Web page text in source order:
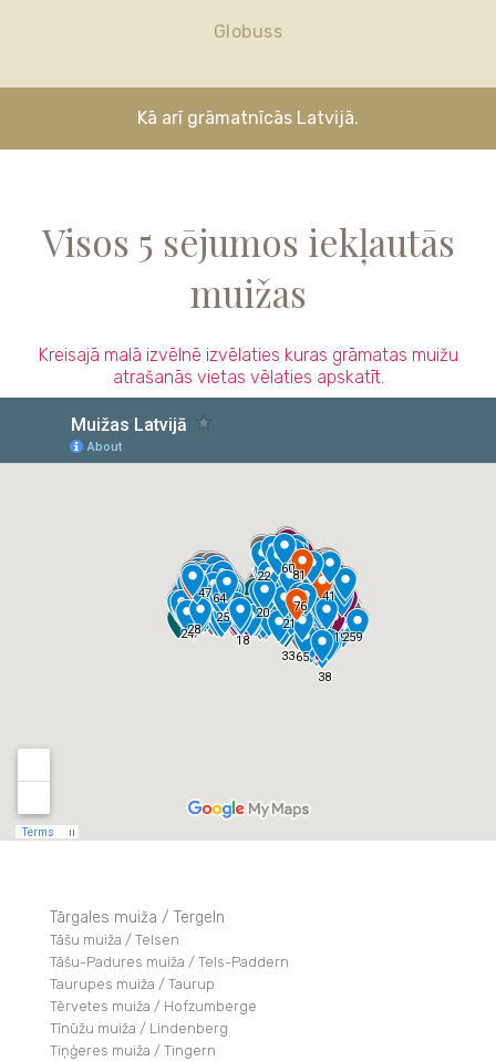
Globuss
Kā arī grāmatnīcās Latvijā.
Visos 5 sējumos iekļautās
muižas
Kreisajā malā izvēlnē izvēlaties kuras grāmatas muižu
atrašanās vietas vēlaties apskatīt.
Tārgales muiža / Tergeln
Tāšu muiža / Telsen
Tāšu-Padures muiža / Tels-Paddern
Taurupes muiža / Taurup
Tērvetes muiža / Hofzumberge
Tīnūžu muiža / Lindenberg
Tiņģeres muiža / Tingern